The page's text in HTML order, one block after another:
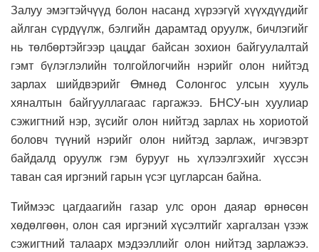
Залуу эмэгтэйчүүд болон насанд хүрээгүй хүүхдүүдийг
айлган сүрдүүлж, бэлгийн дарамтад оруулж, бичлэгийг
нь төлбөртэйгээр цацдаг байсан зохион байгуулалтай
гэмт бүлэглэлийн толгойлогчийн нэрийг олон нийтэд
зарлах шийдвэрийг Өмнөд Солонгос улсын хууль
хяналтын байгууллагаас гаргажээ. БНСУ-ын хуулиар
сэжигтний нэр, зүсийг олон нийтэд зарлах нь хориотой
боловч түүний нэрийг олон нийтэд зарлаж, ичгэвэрт
байдалд оруулж гэм бурууг нь хүлээлгэхийг хүссэн
таван сая иргэний гарын үсэг цугларсан байна.
Тиймээс цагдаагийн газар улс орон даяар өрнөсөн
хөдөлгөөн, олон сая иргэний хүсэлтийг харгалзан үзэж
сэжигтний талаарх мэдээллийг олон нийтэд зарлажээ.